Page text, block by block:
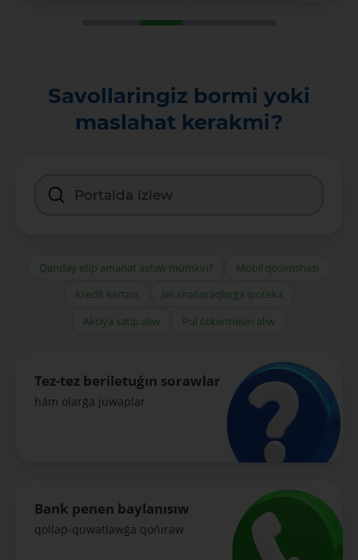
Savollaringiz bormi yoki
maslahat kerakmi?
Qanday etip amanat ashıw múmkin?
Mobil qosımshası
Kredit kartası
Jas shańaraqlarǵa ipoteka
Akciya satıp alıw
Pul ótkermesin alıw
Tez-tez beriletuǵın sorawlar
hám olarǵa juwaplar
Bank penen baylanısıw
qollap-quwatlawǵa qońıraw